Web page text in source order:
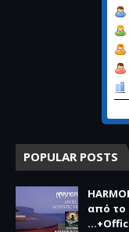
POPULAR POSTS
από το